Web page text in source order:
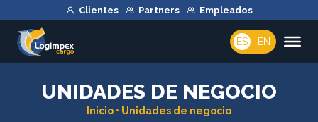
Clientes Partners Empleados
ES EN
UNIDADES DE NEGOCIO
Inicio • Unidades de negocio